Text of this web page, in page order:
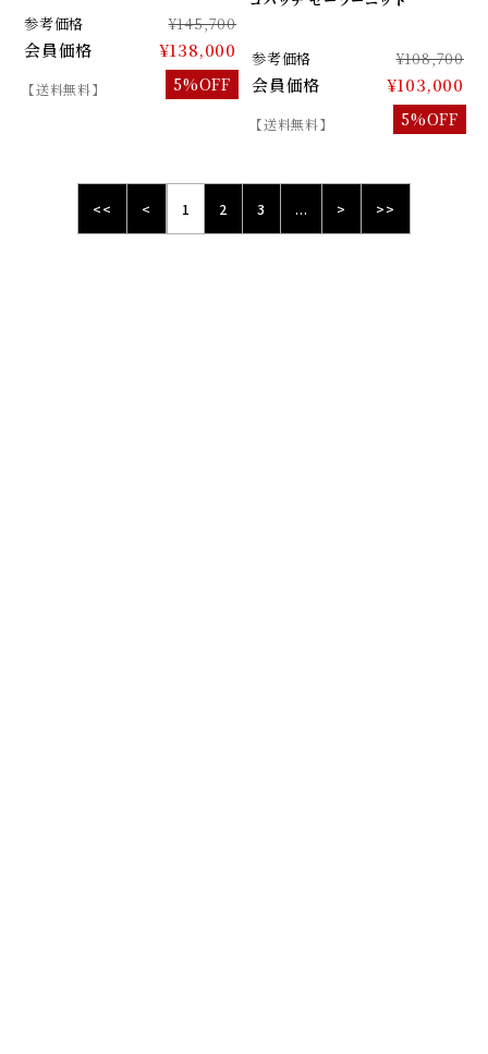
参考価格 ¥145,700
会員価格 ¥138,000
【送料無料】 5%OFF
参考価格 ¥108,700
会員価格 ¥103,000
【送料無料】 5%OFF
<< < 1 2 3 ... > >>